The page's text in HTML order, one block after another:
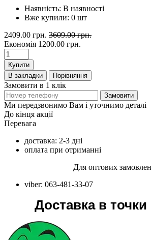
Наявність: В наявності
Вже купили: 0 шт
2409.00 грн. 3609.00 грн.
Економія 1200.00 грн.
Купити
В закладки
Порівняння
Замовити в 1 клік
Замовити
Ми передзвонимо Вам і уточнимо деталі
До кінця акції
Перевага
доставка: 2-3 дні
оплата при отриманні
Для оптових
viber: 063-481-33-07
Доставка в точки